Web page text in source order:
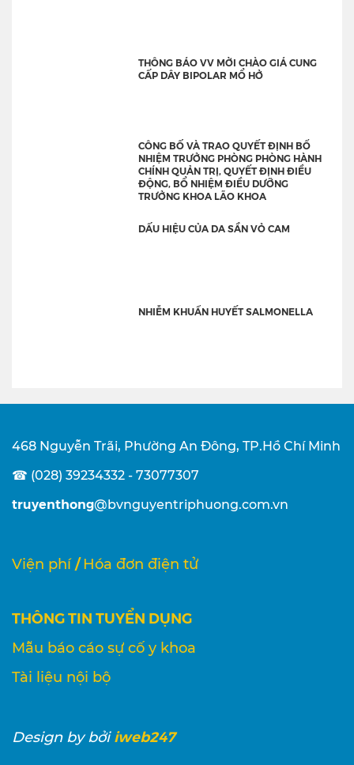
THÔNG BÁO VV MỜI CHÀO GIÁ CUNG
CẤP DÂY BIPOLAR MỔ HỞ
CÔNG BỐ VÀ TRAO QUYẾT ĐỊNH BỔ
NHIỆM TRƯỞNG PHÒNG PHÒNG HÀNH
CHÍNH QUẢN TRỊ, QUYẾT ĐỊNH ĐIỀU
ĐỘNG, BỔ NHIỆM ĐIỀU DƯỠNG
TRƯỞNG KHOA LÃO KHOA
DẤU HIỆU CỦA DA SẦN VỎ CAM
NHIỄM KHUẨN HUYẾT SALMONELLA
468 Nguyễn Trãi, Phường An Đông, TP.Hồ Chí Minh
☎ (028) 39234332 - 73077307
truyenthong@bvnguyentriphuong.com.vn
Viện phí / Hóa đơn điện tử
THÔNG TIN TUYỂN DỤNG
Mẫu báo cáo sự cố y khoa
Tài liệu nội bộ
Designby bởi iweb247